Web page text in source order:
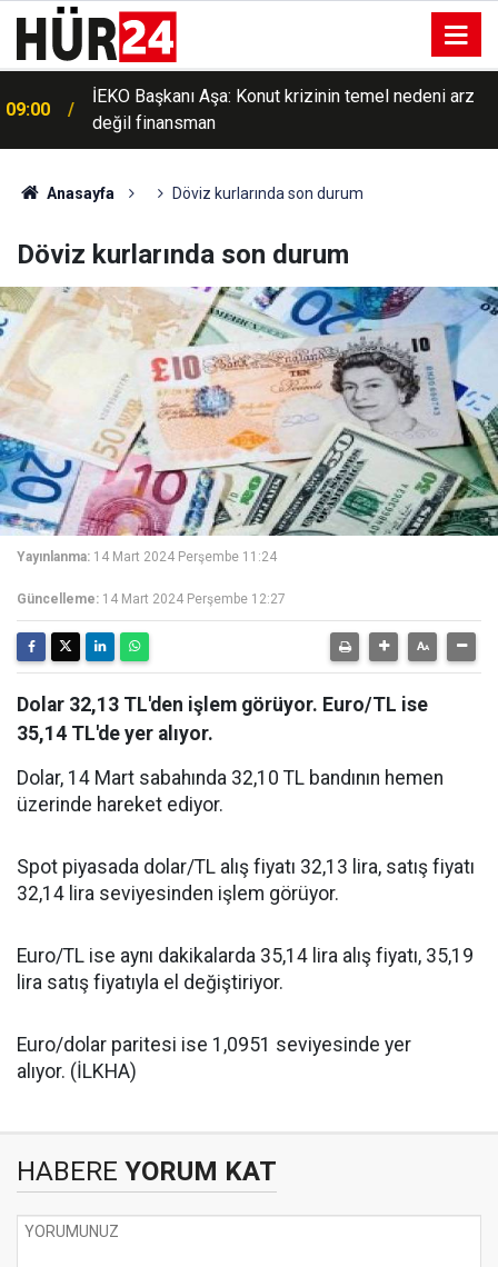
09:00
İEKO Başkanı Aşa: Konut krizinin temel nedeni arz
değil finansman
Anasayfa Döviz kurlarında son durum
Döviz kurlarında son durum
Yayınlanma: 14 Mart 2024 Perşembe 11:24
Güncelleme: 14 Mart 2024 Perşembe 12:27
Dolar 32,13 TL'den işlem görüyor. Euro/TL ise
35,14 TL'de yer alıyor.
Dolar, 14 Mart sabahında 32,10 TL bandının hemen
üzerinde hareket ediyor.
Spot piyasada dolar/TL alış fiyatı 32,13 lira, satış fiyatı
32,14 lira seviyesinden işlem görüyor.
Euro/TL ise aynı dakikalarda 35,14 lira alış fiyatı, 35,19
lira satış fiyatıyla el değiştiriyor.
Euro/dolar paritesi ise 1,0951 seviyesinde yer
alıyor. (İLKHA)
HABERE YORUM KAT